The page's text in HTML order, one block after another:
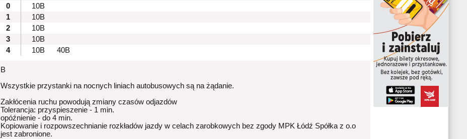
0
10B
1
10B
2
10B
3
10B
4
10B 40B
B
Wszystkie przystanki na nocnych liniach autobusowych są na żądanie.
Zakłócenia ruchu powodują zmiany czasów odjazdów
Tolerancja: przyspieszenie - 1 min.
opóźnienie - do 4 min.
Kopiowanie i rozpowszechnianie rozkładów jazdy w celach zarobkowych bez zgody MPK Łódź Spółka z o.o
jest zabronione.